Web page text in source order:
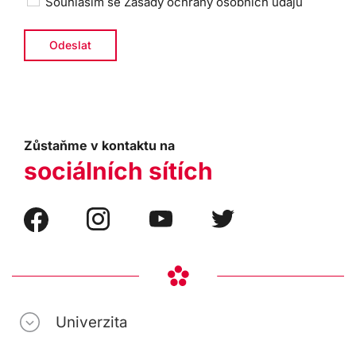
Zůstaňme v kontaktu na
sociálních sítích
Univerzita